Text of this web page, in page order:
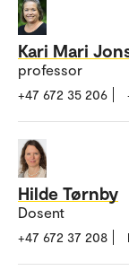
Kari Mari
professor
+47 672 35 206
Hilde Tørnby
Dosent
+47 672 37 208